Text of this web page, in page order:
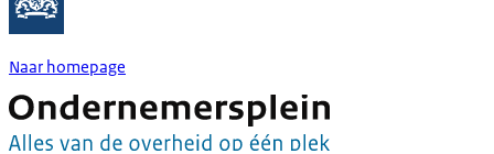
Naar homepage